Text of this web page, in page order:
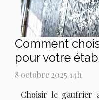
Comment
pour votre
8 octobre 2025 14h
Choisir le gaufrier